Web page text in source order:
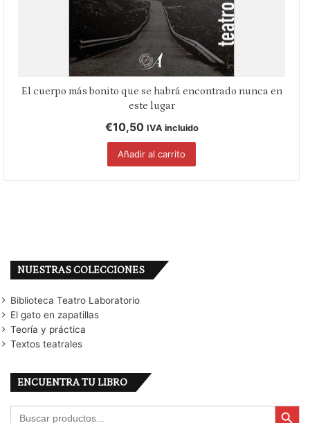
El cuerpo más bonito que se habrá encontrado nunca en
este lugar
€10,50 IVA incluido
Añadir al carrito
NUESTRAS COLECCIONES
Biblioteca Teatro Laboratorio
El gato en zapatillas
Teoría y práctica
Textos teatrales
ENCUENTRA TU LIBRO
Buscar: Botón de